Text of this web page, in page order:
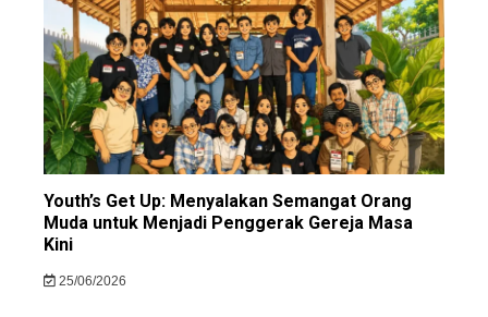
Youth’s Get Up: Menyalakan Semangat Orang
Muda untuk Menjadi Penggerak Gereja Masa
Kini
25/06/2026